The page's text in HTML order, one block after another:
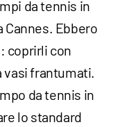
da tennis in
Cannes. Ebbero
coprirli con
vasi frantumati.
da tennis in
lo standard